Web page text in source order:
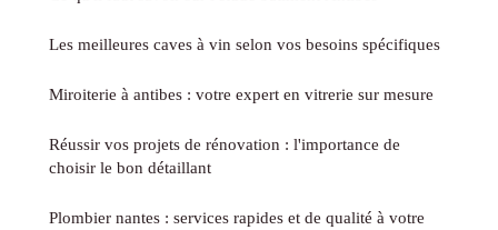
Les meilleures caves à vin selon vos besoins spécifiques
Miroiterie à antibes : votre expert en vitrerie sur mesure
Réussir vos projets de rénovation : l'importance de
choisir le bon détaillant
Plombier nantes : services rapides et de qualité à votre